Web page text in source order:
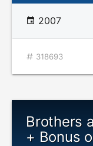
2007
318693
Brothers
+ Bonus